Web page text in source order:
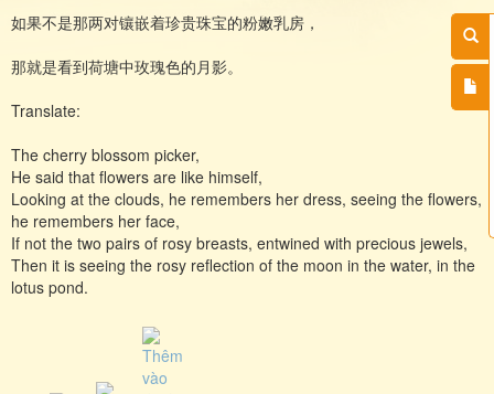
如果不是那两对镶嵌着珍贵珠宝的粉嫩乳房，
那就是看到荷塘中玫瑰色的月影。
Translate:
The cherry blossom picker,
He said that flowers are like himself,
Looking at the clouds, he remembers her dress, seeing the flowers,
he remembers her face,
If not the two pairs of rosy breasts, entwined with precious jewels,
Then it is seeing the rosy reflection of the moon in the water, in the
lotus pond.